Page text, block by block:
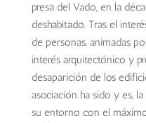
presa del Vado, en la
deshabitado. Tras el
de personas, animadas
interés arquitectónico y
desaparición de los
asociación ha sido y es,
su entorno con el